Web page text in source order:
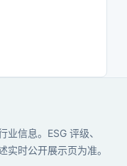
信息。ESG 评级、
时公开展示页为准。